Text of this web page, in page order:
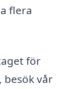
flera
för
besök vår